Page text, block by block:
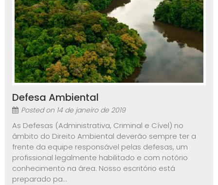
Defesa Ambiental
Posted on 14 de janeiro de 2019
As Defesas (Administrativa, Criminal e Cível) no
âmbito do Direito Ambiental deverão sempre ter a
frente da equipe responsável pelas defesas, um
profissional legalmente habilitado e com notório
conhecimento na área. Nosso escritório está
preparado pa...